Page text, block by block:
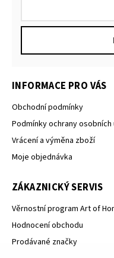
INFORMACE PRO VÁS
Obchodní podmínky
Podmínky ochrany osobních
Vrácení a výměna zboží
Moje objednávka
ZÁKAZNICKÝ SERVIS
Věrnostní program Art of
Hodnocení obchodu
Prodávané značky